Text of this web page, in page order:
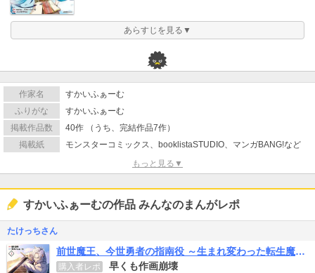
あらすじを見る▼
作家名
すかいふぁーむ
ふりがな
すかいふぁーむ
掲載作品数
40作 （うち、完結作品7作）
掲載紙
モンスターコミックス、booklistaSTUDIO、マンガBANG!など
もっと見る▼
すかいふぁーむの作品 みんなのまんがレポ
たけっちさん
前世魔王、今世勇者の指南役 ～生まれ変わった転生魔王は衰退した世界で新たな勇者を教育する～
購入者レポ 早くも作画崩壊